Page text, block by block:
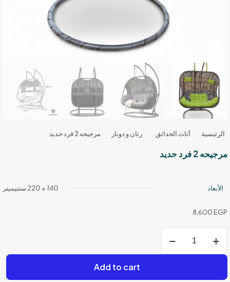
الرئيسية - أثاث الحدائق - رتان و دوبار - مرجيحه 2 فرد حديد
مرجيحه 2 فرد حديد
الأبعاد 140 × 220 سنتيميتر
8,600 EGP
مرجيحه
2
Add to cart